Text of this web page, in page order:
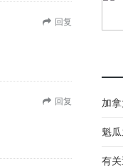
回复
回复
魁
有